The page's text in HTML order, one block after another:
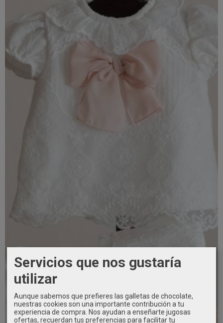
Servicios que nos gustaría
utilizar
Aunque sabemos que prefieres las galletas de chocolate,
nuestras cookies son una importante contribución a tu
experiencia de compra. Nos ayudan a enseñarte jugosas
ofertas, recuerdan tus preferencias para facilitar tu